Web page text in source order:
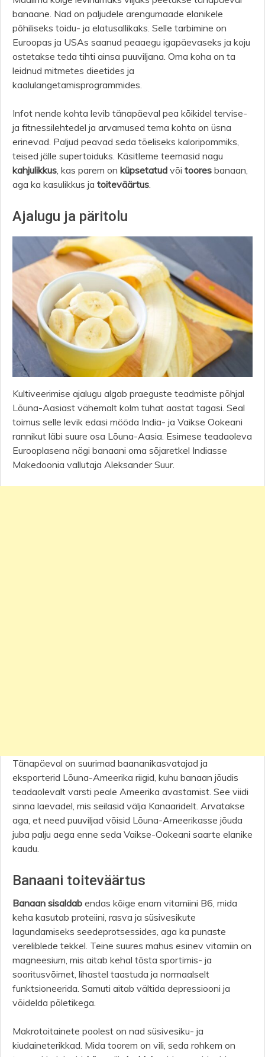
banaane. Nad on paljudele arengumaade elanikele
põhiliseks toidu- ja elatusallikaks. Selle tarbimine on
Euroopas ja USAs saanud peaaegu igapäevaseks ja koju
ostetakse teda tihti ainsa puuviljana. Oma koha on ta
leidnud mitmetes dieetides ja
kaalulangetamisprogrammides.
Infot nende kohta levib tänapäeval pea kõikidel tervise-
ja fitnessilehtedel ja arvamused tema kohta on üsna
erinevad. Paljud peavad seda tõeliseks kaloripommiks,
teised jälle supertoiduks. Käsitleme teemasid nagu
kahjulikkus , kas parem on küpsetatud või toores banaan,
aga ka kasulikkus ja toiteväärtus
Ajalugu ja päritolu
Kultiveerimise ajalugu algab praeguste teadmiste põhjal
Lõuna-Aasiast vähemalt kolm tuhat aastat tagasi. Seal
toimus selle levik edasi mööda India- ja Vaikse Ookeani
rannikut läbi suure osa Lõuna-Aasia. Esimese teadaoleva
Eurooplasena nägi banaani oma sõjaretkel Indiasse
Makedoonia vallutaja Aleksander Suur.
Tänapäeval on suurimad baananikasvatajad ja
eksporterid Lõuna-Ameerika riigid, kuhu banaan jõudis
teadaolevalt varsti peale Ameerika avastamist. See viidi
sinna laevadel, mis seilasid välja Kanaaridelt. Arvatakse
aga, et need puuviljad võisid Lõuna-Ameerikasse jõuda
juba palju aega enne seda Vaikse-Ookeani saarte elanike
kaudu.
Banaani toiteväärtus
Banaan sisaldab endas kõige enam vitamiini B6, mida
keha kasutab proteiini, rasva ja süsivesikute
lagundamiseks seedeprotsessides, aga ka punaste
vereliblede tekkel. Teine suures mahus esinev vitamiin on
magneesium, mis aitab kehal tõsta sportimis- ja
sooritusvõimet, lihastel taastuda ja normaalselt
funktsioneerida. Samuti aitab vältida depressiooni ja
võidelda põletikega.
Makrotoitainete poolest on nad süsivesiku- ja
kiudaineterikkad. Mida toorem on vili, seda rohkem on